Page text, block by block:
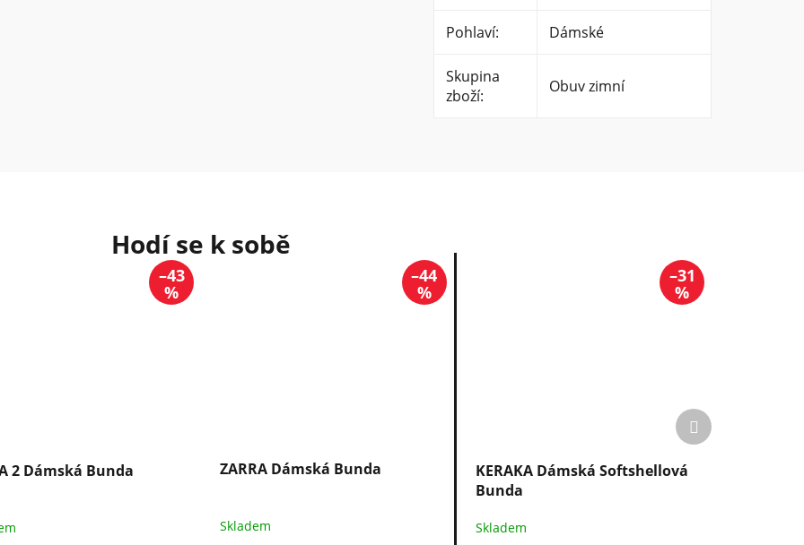
–43
%
2 Dámská Bunda
–44
%
ZARRA Dámská Bunda
Skladem
–31
%
KERAKA Dámská Softshellová
Bunda
Skladem
Další
produkt
Pohlaví: Dámské
Skupina
zboží: Obuv zimní